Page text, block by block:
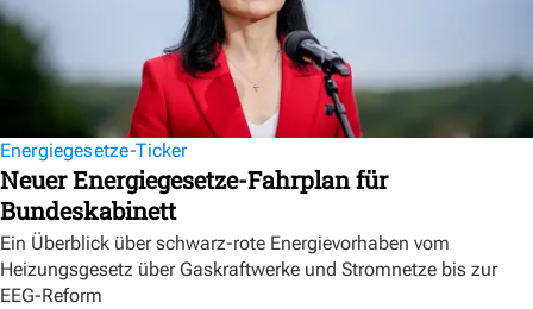
Energiegesetze-Ticker
Neuer Energiegesetze-Fahrplan für
Bundeskabinett
Ein Überblick über schwarz-rote Energievorhaben vom
Heizungsgesetz über Gaskraftwerke und Stromnetze bis zur
EEG-Reform